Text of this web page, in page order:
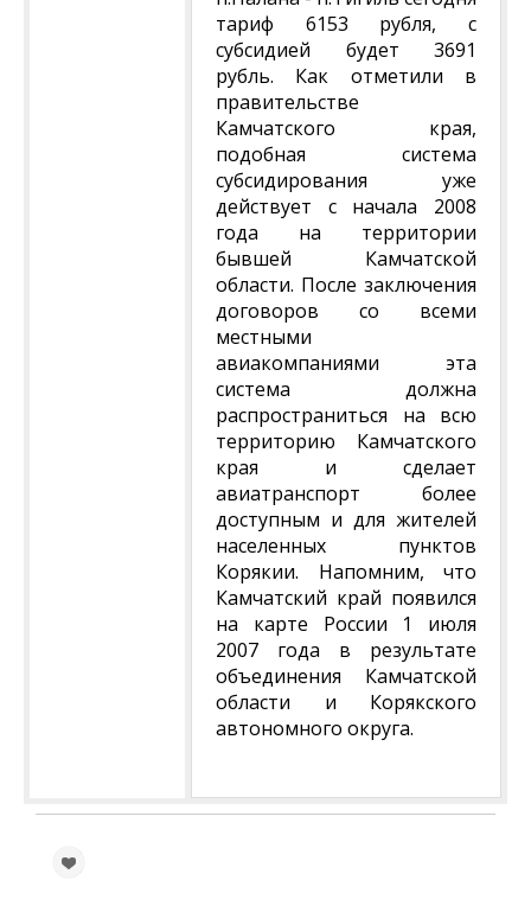
тариф 6153 рубля, с
субсидией будет 3691
рубль. Как отметили в
правительстве
Камчатского края,
подобная система
субсидирования уже
действует с начала 2008
года на территории
бывшей Камчатской
области. После заключения
договоров со всеми
местными
авиакомпаниями эта
система должна
распространиться на всю
территорию Камчатского
края и сделает
авиатранспорт более
доступным и для жителей
населенных пунктов
Корякии. Напомним, что
Камчатский край появился
на карте России 1 июля
2007 года в результате
объединения Камчатской
области и Корякского
автономного округа.